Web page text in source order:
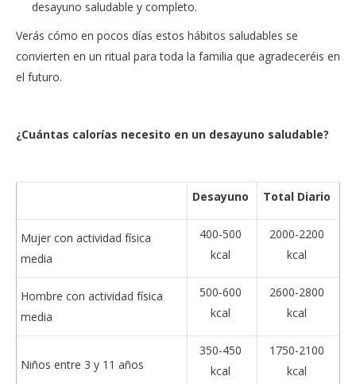
desayuno saludable y completo.
Verás cómo en pocos días estos hábitos saludables se
convierten en un ritual para toda la familia que agradeceréis en
el futuro.
¿Cuántas calorías necesito en un desayuno saludable?
Desayuno Total Diario
Mujer con actividad física
media
400-500
kcal
2000-2200
kcal
Hombre con actividad física
media
500-600
kcal
2600-2800
kcal
Niños entre 3 y 11 años
350-450
kcal
1750-2100
kcal